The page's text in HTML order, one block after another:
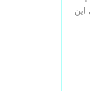
این